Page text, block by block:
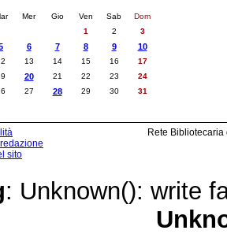
Mer Gio Ven Sab
Dom
1
2 3
6 7 8 9 10
13 14 15 16
17
20 21 22 23
24
27 28 29 30 31
sito
Rete
: Unknown(): write